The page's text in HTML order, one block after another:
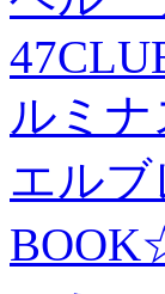
ルミ
エル